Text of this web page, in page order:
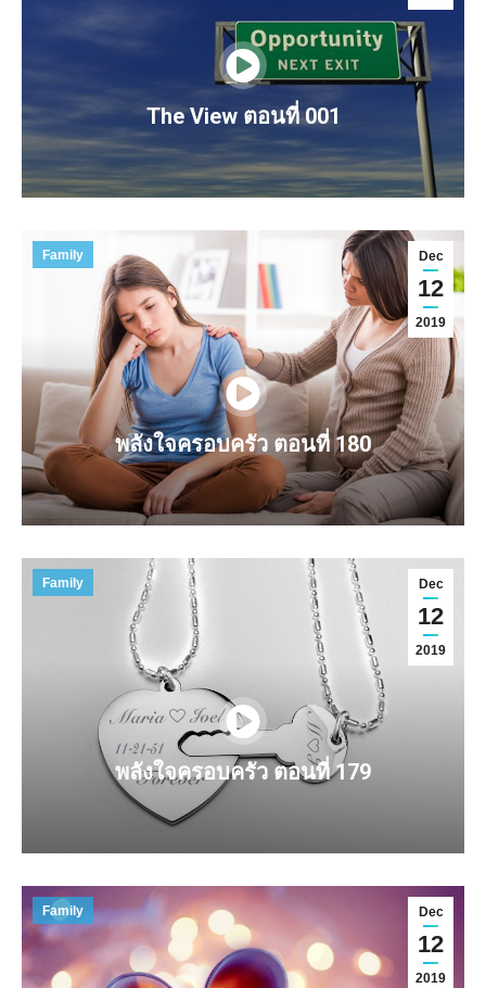
The View ตอนที่ 001
Dec
12
2019
Family
พลังใจครอบครัว ตอนที่ 180
Dec
12
2019
Family
พลังใจครอบครัว ตอนที่ 179
Dec
12
2019
Family